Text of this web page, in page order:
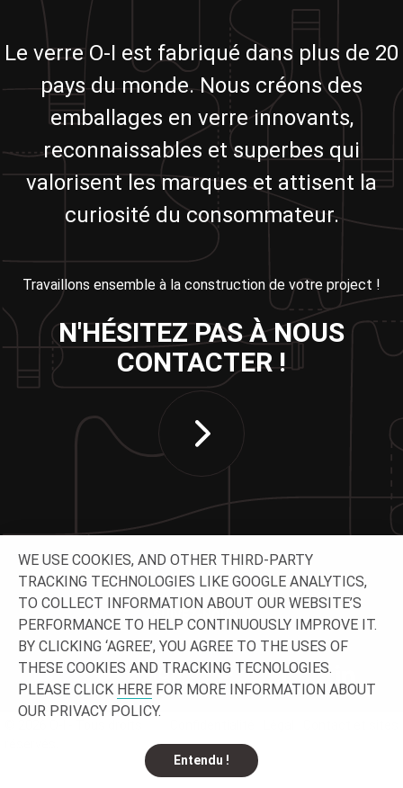
Le verre O-I est fabriqué dans plus de 20
pays du monde. Nous créons des
emballages en verre innovants,
reconnaissables et superbes qui
valorisent les marques et attisent la
curiosité du consommateur.
Travaillons ensemble à la construction de votre project !
N'HÉSITEZ PAS À NOUS
CONTACTER !
WE USE COOKIES, AND OTHER THIRD-PARTY
TRACKING TECHNOLOGIES LIKE GOOGLE ANALYTICS,
TO COLLECT INFORMATION ABOUT OUR WEBSITE’S
PERFORMANCE TO HELP CONTINUOUSLY IMPROVE IT.
BY CLICKING ‘AGREE’, YOU AGREE TO THE USES OF
THESE COOKIES AND TRACKING TECNOLOGIES.
PLEASE CLICK HERE FOR MORE INFORMATION ABOUT
OUR PRIVACY POLICY.
Entendu !